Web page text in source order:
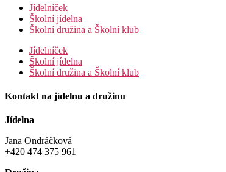
Jídelníček
Školní jídelna
Školní družina a Školní klub
Jídelníček
Školní jídelna
Školní družina a Školní klub
Kontakt na jídelnu a družinu
Jídelna
Jana Ondráčková
+420 474 375 961